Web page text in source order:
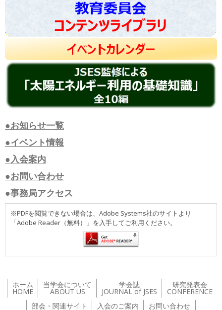
●お知らせ一覧
●イベント情報
●入会案内
●お問い合わせ
●事務局アクセス
※PDFを閲覧できない場合は、Adobe Systems社のサイトより
「Adobe Reader（無料）」を入手してご利用ください。
ホーム
HOME
当学会について
ABOUT US
学会誌
JOURNAL of JSES
研究発表会
CONFERENCE
部会・関連サイト
入会のご案内 お問い合わせ